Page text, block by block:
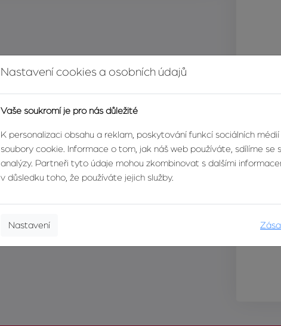
Nastavení cookies a osobních údajů
Vaše soukromí je pro nás důležité
K personalizaci obsahu a reklam, poskytování funkcí sociálních
soubory cookie. Informace o tom, jak náš web používáte, sdílíme se
analýzy. Partneři tyto údaje mohou zkombinovat s dalšími
v důsledku toho, že používáte jejich služby.
Nastavení